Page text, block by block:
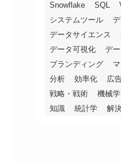
Snowflake SQL
システムツール
データサイエンス
データ可視化
デ
ブランディング
分析
効率化 広
戦略・戦術
機械
知識
統計学 解